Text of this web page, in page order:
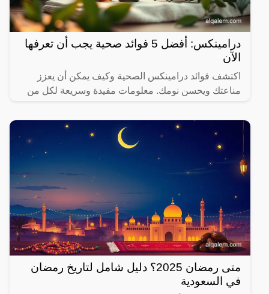
درامينكس: أفضل 5 فوائد صحية يجب أن تعرفها
الآن
اكتشف فوائد درامينكس الصحية وكيف يمكن أن يعزز
مناعتك ويحسن نومك. معلومات مفيدة وسريعة لكل من
متى رمضان 2025؟ دليل شامل لتاريخ رمضان
في السعودية